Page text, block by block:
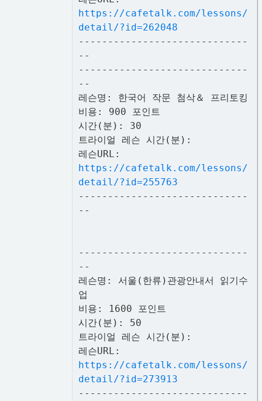
https://cafetalk.com/lessons/
detail/?id=262048
-----------------------------
--
-----------------------------
--
레슨명: 한국어 작문 첨삭＆ 프리토킹
비용: 900 포인트
시간(분): 30
트라이얼 레슨 시간(분):
레슨URL:
https://cafetalk.com/lessons/
detail/?id=255763
-----------------------------
--
-----------------------------
--
레슨명: 서울(한류)관광안내서 읽기수
업
비용: 1600 포인트
시간(분): 50
트라이얼 레슨 시간(분):
레슨URL:
https://cafetalk.com/lessons/
detail/?id=273913
-----------------------------